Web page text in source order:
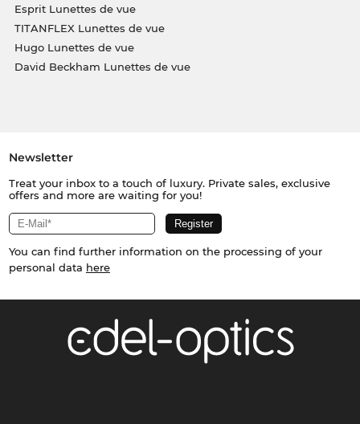
Esprit Lunettes de vue
TITANFLEX Lunettes de vue
Hugo Lunettes de vue
David Beckham Lunettes de vue
Newsletter
Treat your inbox to a touch of luxury. Private sales, exclusive
offers and more are waiting for you!
You can find further information on the processing of your
personal data here